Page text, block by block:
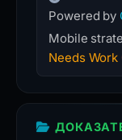
Powered by
Mobile
Needs Work